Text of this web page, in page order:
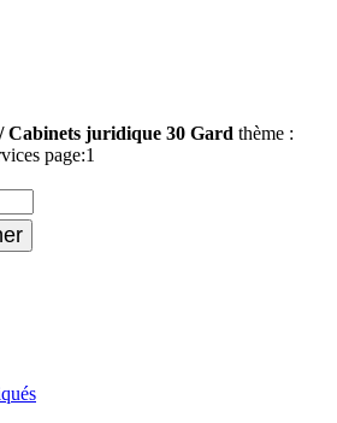
Cabinets juridique 30 Gard thème :
page:1